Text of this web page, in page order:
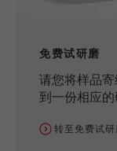
免费试研磨
请您将样品
到一份相应的
转至免费试研